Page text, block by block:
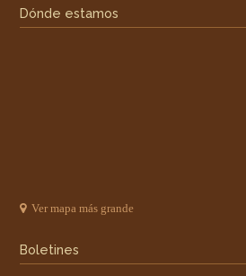
Dónde estamos
Ver mapa más grande
Boletines